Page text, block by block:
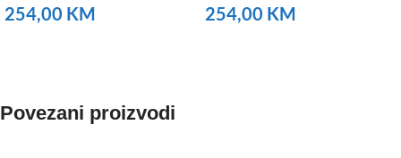
254,00 KM 254,00 KM
Povezani proizvodi